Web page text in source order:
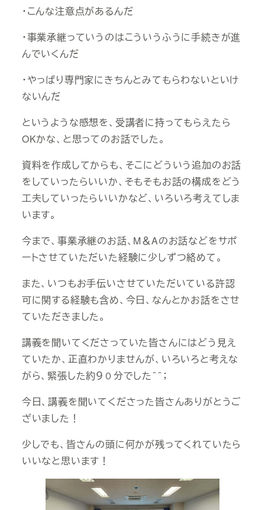
・こんな注意点があるんだ
・事業承継っていうのはこういうふうに手続きが進
んでいくんだ
・やっぱり専門家にきちんとみてもらわないといけ
ないんだ
というような感想を、受講者に持ってもらえたら
OKかな、と思ってのお話でした。
資料を作成してからも、そこにどういう追加のお話
をしていったらいいか、そもそもお話の構成をどう
工夫していったらいいかなど、いろいろ考えてしま
います。
今まで、事業承継のお話、M＆Aのお話などをサポ
ートさせていただいた経験に少しずつ絡めて。
また、いつもお手伝いさせていただいている許認
可に関する経験も含め、今日、なんとかお話をさせ
ていただきました。
講義を聞いてくださっていた皆さんにはどう見え
ていたか、正直わかりませんが、いろいろと考えな
がら、緊張した約９０分でした＾＾；
今日、講義を聞いてくださった皆さんありがとうご
ざいました！
少しでも、皆さんの頭に何かが残ってくれていたら
いいなと思います！